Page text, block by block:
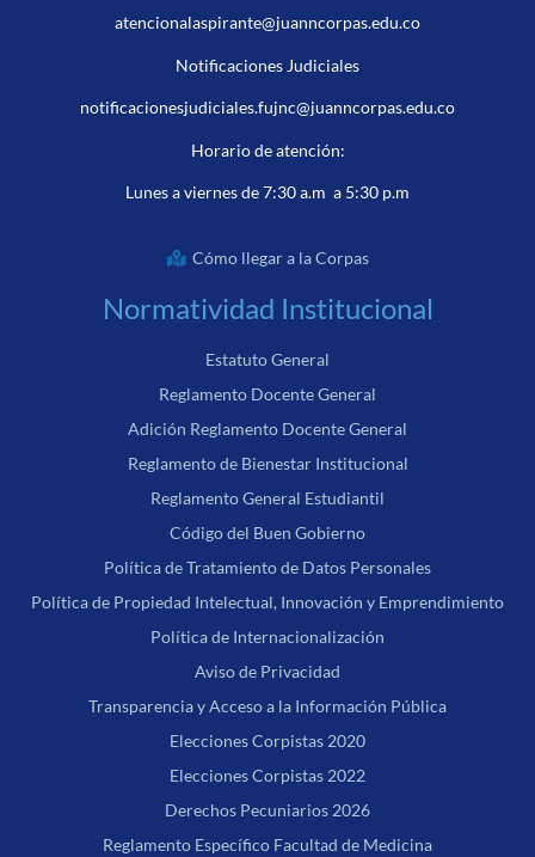
atencionalaspirante@juanncorpas.edu.co
Notificaciones Judiciales
notificacionesjudiciales.fujnc@juanncorpas.edu.co
Horario de atención:
Lunes a viernes de 7:30 a.m a 5:30 p.m
Cómo llegar a la Corpas
Normatividad Institucional
Estatuto General
Reglamento Docente General
Adición Reglamento Docente General
Reglamento de Bienestar Institucional
Reglamento General Estudiantil
Código del Buen Gobierno
Política de Tratamiento de Datos Personales
Política de Propiedad Intelectual, Innovación y Emprendimiento
Política de Internacionalización
Aviso de Privacidad
Transparencia y Acceso a la Información Pública
Elecciones Corpistas 2020
Elecciones Corpistas 2022
Derechos Pecuniarios 2026
Reglamento Específico Facultad de Medicina